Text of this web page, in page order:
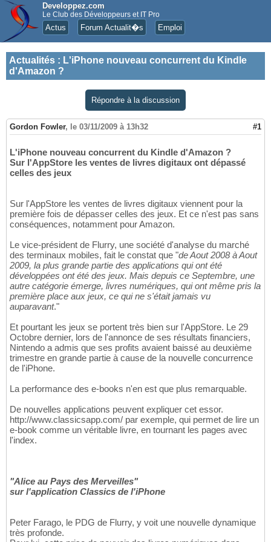
Developpez.com
Le Club des Développeurs et IT Pro
Actus Forum Actualit�s Emploi
Actualités : L'iPhone nouveau concurrent du Kindle
d'Amazon ?
Répondre à la discussion
Gordon Fowler, le 03/11/2009 à 13h32 #1
L'iPhone nouveau concurrent du Kindle d'Amazon ?
Sur l'AppStore les ventes de livres digitaux ont dépassé
celles des jeux
Sur l'AppStore les ventes de livres digitaux viennent pour la
première fois de dépasser celles des jeux. Et ce n'est pas sans
conséquences, notamment pour Amazon.
Le vice-président de Flurry, une société d'analyse du marché
des terminaux mobiles, fait le constat que "de Aout 2008 à Aout
2009, la plus grande partie des applications qui ont été
développées ont été des jeux. Mais depuis ce Septembre, une
autre catégorie émerge, livres numériques, qui ont même pris la
première place aux jeux, ce qui ne s'était jamais vu
auparavant."
Et pourtant les jeux se portent très bien sur l'AppStore. Le 29
Octobre dernier, lors de l'annonce de ses résultats financiers,
Nintendo a admis que ses profits avaient baissé au deuxième
trimestre en grande partie à cause de la nouvelle concurrence
de l'iPhone.
La performance des e-books n'en est que plus remarquable.
De nouvelles applications peuvent expliquer cet essor.
http://www.classicsapp.com/ par exemple, qui permet de lire un
e-book comme un véritable livre, en tournant les pages avec
l'index.
"Alice au Pays des Merveilles"
sur l'application Classics de l'iPhone
Peter Farago, le PDG de Flurry, y voit une nouvelle dynamique
très profonde.